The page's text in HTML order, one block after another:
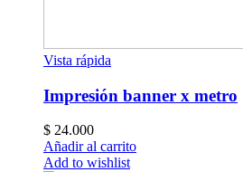
Vista rápida
Impresión banner x metro
$ 24.000
Añadir al carrito
Add to wishlist